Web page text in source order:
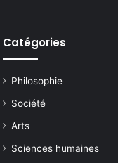
Catégories
Philosophie
Société
Arts
Sciences humaines